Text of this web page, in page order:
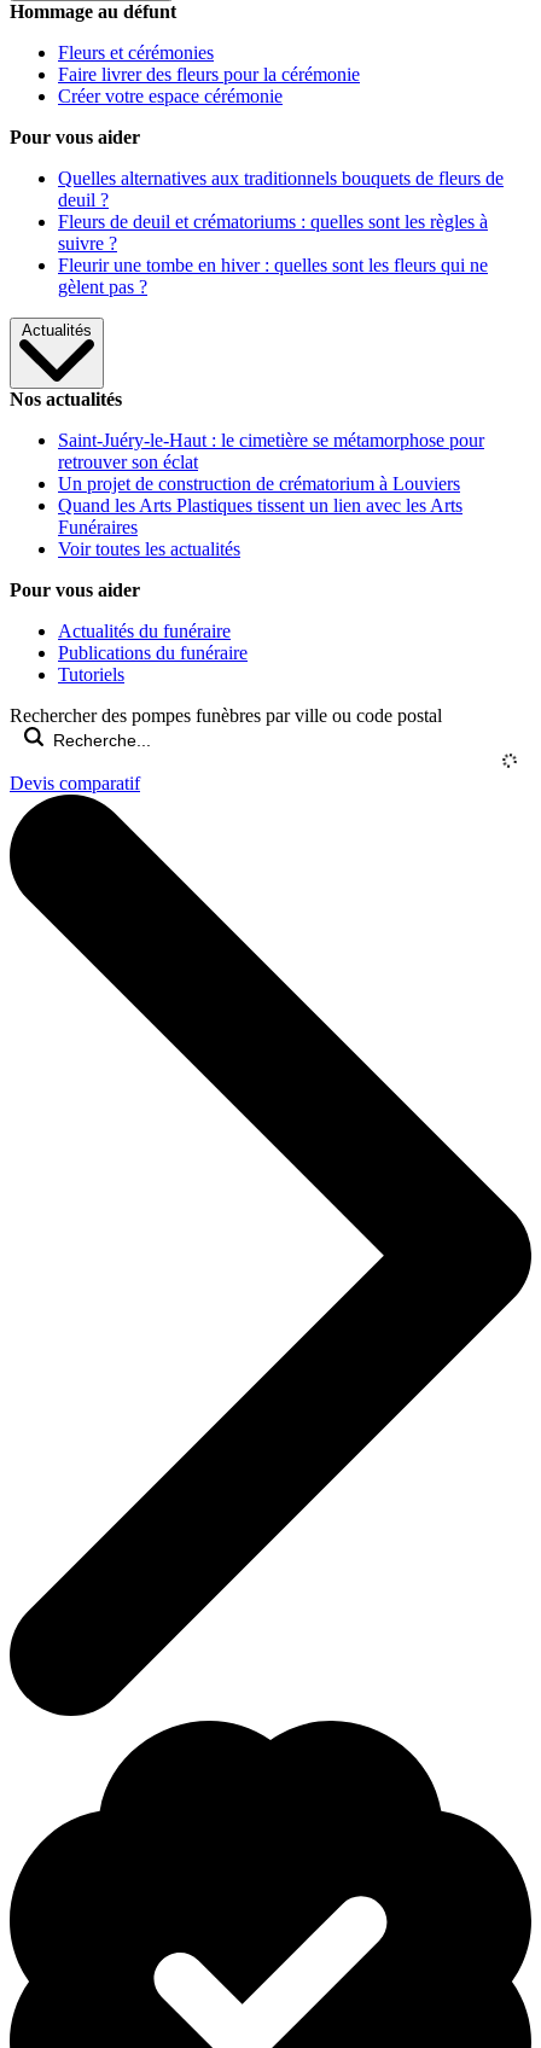
Hommage au défunt
Fleurs et cérémonies
Faire livrer des fleurs pour la cérémonie
Créer votre espace cérémonie
Pour vous aider
Quelles alternatives aux traditionnels bouquets de fleurs de
deuil ?
Fleurs de deuil et crématoriums : quelles sont les règles à
suivre ?
Fleurir une tombe en hiver : quelles sont les fleurs qui ne
gèlent pas ?
Actualités
Nos actualités
Saint-Juéry-le-Haut : le cimetière se métamorphose pour
retrouver son éclat
Un projet de construction de crématorium à Louviers
Quand les Arts Plastiques tissent un lien avec les Arts
Funéraires
Voir toutes les actualités
Pour vous aider
Actualités du funéraire
Publications du funéraire
Tutoriels
Rechercher des pompes funèbres par ville ou code postal
Devis comparatif